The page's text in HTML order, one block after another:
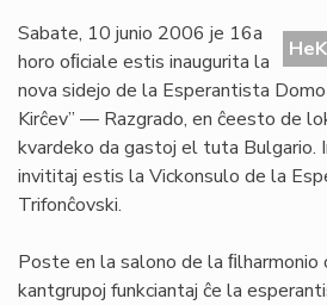
Sabate, 10 junio 2006 je 16a
horo oﬁciale estis inaugurita la
nova sidejo de la Esperantista
Kirĉev” — Razgrado, en ĉeesto de
kvardeko da gastoj el tuta Bulgario.
invititaj estis la Vickonsulo de la
Trifonĉovski.
Poste en la salono de la ﬁlharmonio
kantgrupoj funkciantaj ĉe la